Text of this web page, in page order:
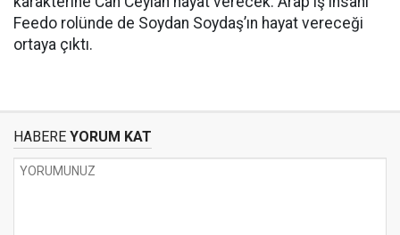
Feedo rolünde de Soydan Soydaş’ın hayat vereceği
ortaya çıktı.
HABERE YORUM KAT